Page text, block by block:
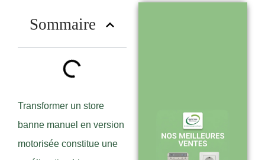
Sommaire
Transformer un store
banne manuel en version
motorisée constitue une
Expédition sous